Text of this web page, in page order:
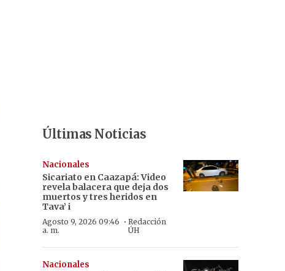
Últimas Noticias
Nacionales
Sicariato en Caazapá: Video
revela balacera que deja dos
muertos y tres heridos en
Tava’ i
Agosto 9, 2026 09:46
a. m.
·Redacción
ÚH
Nacionales